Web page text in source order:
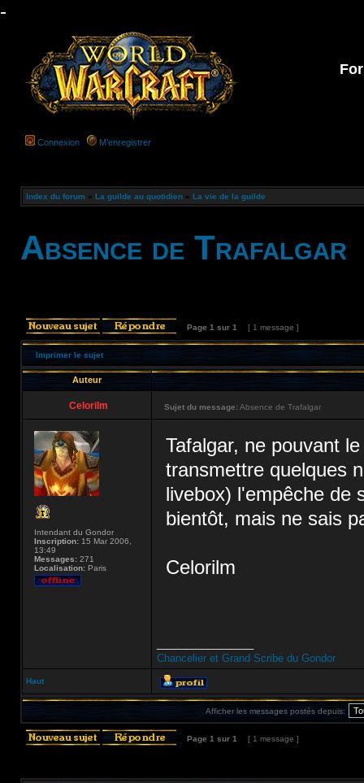
-
Connexion M’enregistrer
Index du forum » La guilde au quotidien » La vie de la guilde
Absence de Trafalgar
Page 1 sur 1 [ 1 message ]
Imprimer le sujet
Auteur
Celorilm Sujet du message:Absence de Trafalgar
Intendant du Gondor
Inscription: 15 Mar 2006,
13:49
Messages: 271
Localisation: Paris
Tafalgar, ne pouvant
transmettre quelques
livebox) l'empêche de
bientôt, mais ne sais
Celorilm
Chancelier et Grand Scribe du Gondor
Haut
Afficher les messages postés depuis:
Page 1 sur 1 [ 1 message ]